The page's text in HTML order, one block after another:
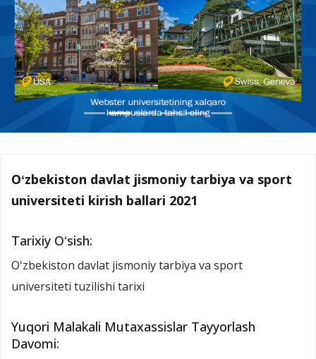
Oʻzbekiston davlat jismoniy tarbiya va sport
universiteti kirish ballari 2021
Tarixiy Oʻsish:
Oʻzbekiston davlat jismoniy tarbiya va sport
universiteti tuzilishi tarixi
Yuqori Malakali Mutaxassislar Tayyorlash
Davomi: